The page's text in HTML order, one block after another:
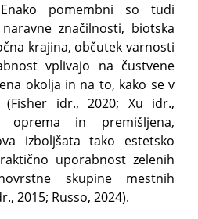
pomembni so tudi
značilnosti, biotska
krajina, občutek varnosti
vplivajo na čustvene
okolja in na to, kako se v
(Fisher idr., 2020; Xu idr.,
oprema in premišljena,
izboljšata tako estetsko
uporabnost zelenih
skupine mestnih
2015; Russo, 2024).